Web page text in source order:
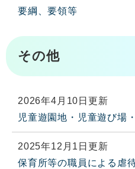
要綱、要領等
その他
2026年4月10日更新
児童遊園地・児童遊び場
2025年12月1日更新
保育所等の職員による虐